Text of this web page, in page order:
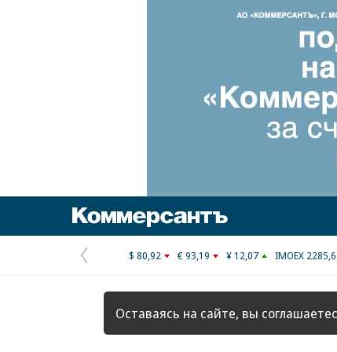
Предыдущая
страница
$ 80,92 € 93,19 ¥ 12,07 IMOEX
Оставаясь на сайте, вы